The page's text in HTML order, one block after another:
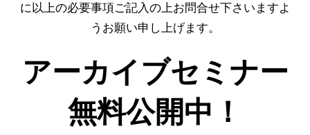
に以上の必要事項ご記入の上お問合せ下さいますよ
うお願い申し上げます。
アーカイブセミナー
無料公開中！